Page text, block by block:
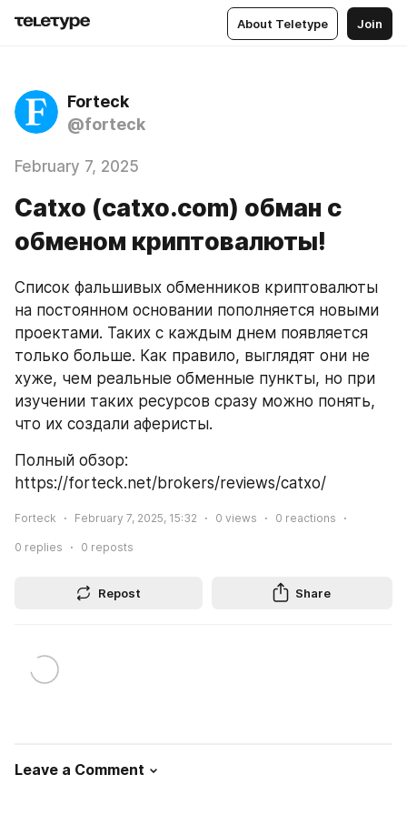
About Teletype Join
Forteck
@forteck
February 7, 2025
Catxo (catxo.com) обман с
обменом криптовалюты!
Список фальшивых обменников криптовалюты
на постоянном основании пополняется новыми
проектами. Таких с каждым днем появляется
только больше. Как правило, выглядят они не
хуже, чем реальные обменные пункты, но при
изучении таких ресурсов сразу можно понять,
что их создали аферисты.
Полный обзор:
https://forteck.net/brokers/reviews/catxo/
Forteck February 7, 2025, 15:32 0 views 0 reactions
0 replies 0 reposts
Repost Share
Leave a Comment